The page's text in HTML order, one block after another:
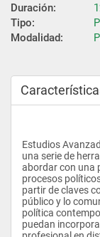
Duración:
Tipo:
Modalidad:
Estudios
una serie de
abordar con una
procesos
partir de claves
público y lo
política
puedan